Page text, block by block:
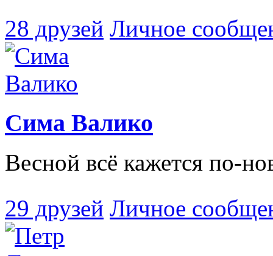
28 друзей Личное
Сима Валико
Весной всё кажется по-
29 друзей Личное